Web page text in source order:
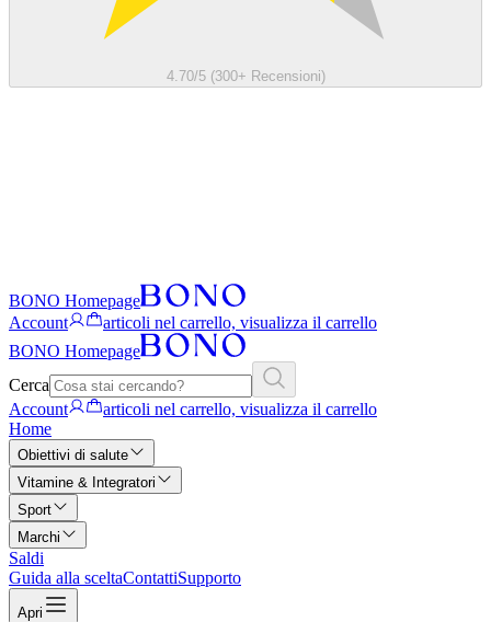
4.70/5 (300+ Recensioni)
BONO Homepage
Account
articoli nel carrello, visualizza il carrello
BONO Homepage
Cerca
Account
articoli nel carrello, visualizza il carrello
Home
Obiettivi di salute
Vitamine & Integratori
Sport
Marchi
Saldi
Guida alla sceltaContattiSupporto
Apri